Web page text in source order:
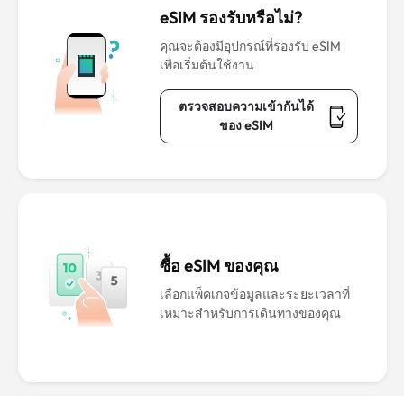
eSIM รองรับหรือไม่?
คุณจะต้องมีอุปกรณ์ที่รองรับ eSIM
เพื่อเริ่มต้นใช้งาน
ตรวจสอบความเข้ากันได้
ของ eSIM
ซื้อ eSIM ของคุณ
เลือกแพ็คเกจข้อมูลและระยะเวลาที่
เหมาะสำหรับการเดินทางของคุณ